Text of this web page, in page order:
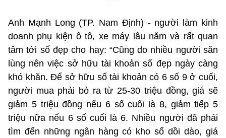
Anh Mạnh Long (TP. Nam Định) - người làm kinh
doanh phụ kiện ô tô, xe máy lâu năm và rất quan
tâm tới số đẹp cho hay: “Cũng do nhiều người săn
lùng nên việc sở hữu tài khoản số đẹp ngày càng
khó khăn. Để sở hữu số tài khoản có 6 số 9 ở cuối,
người mua phải bỏ ra từ 25-30 triệu đồng, giá sẽ
giảm 5 triệu đồng nếu 6 số cuối là 8, giảm tiếp 5
triệu nữa nếu 6 số cuối là 6. Nhiều người đã phải
tìm đến những ngân hàng có kho số dồi dào, giá